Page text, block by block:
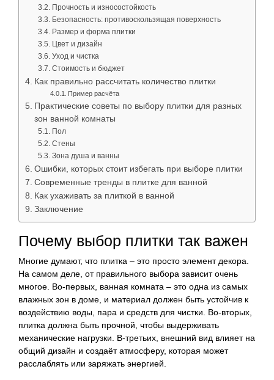
Прочность и износостойкость
Безопасность: противоскользящая поверхность
Размер и форма плитки
Цвет и дизайн
Уход и чистка
Стоимость и бюджет
Как правильно рассчитать количество плитки
Пример расчёта
Практические советы по выбору плитки для разных
зон ванной комнаты
Пол
Стены
Зона душа и ванны
Ошибки, которых стоит избегать при выборе плитки
Современные тренды в плитке для ванной
Как ухаживать за плиткой в ванной
Заключение
Почему выбор плитки так важен
Многие думают, что плитка – это просто элемент декора.
На самом деле, от правильного выбора зависит очень
многое. Во-первых, ванная комната – это одна из самых
влажных зон в доме, и материал должен быть устойчив к
воздействию воды, пара и средств для чистки. Во-вторых,
плитка должна быть прочной, чтобы выдерживать
механические нагрузки. В-третьих, внешний вид влияет на
общий дизайн и создаёт атмосферу, которая может
расслаблять или заряжать энергией.